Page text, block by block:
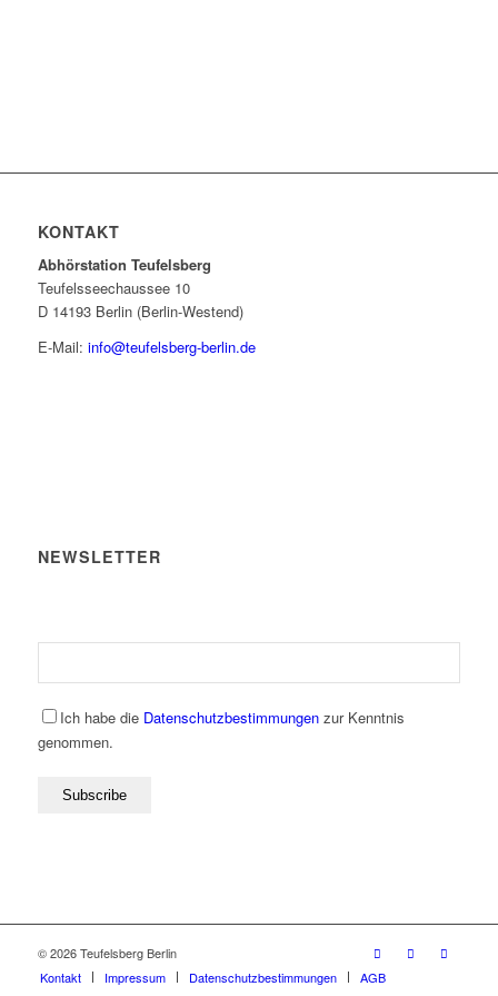
KONTAKT
Abhörstation Teufelsberg
Teufelsseechaussee 10
D 14193 Berlin (Berlin-Westend)
E-Mail: info@teufelsberg-berlin.de
NEWSLETTER
Ich habe die Datenschutzbestimmungenzur Kenntnis
genommen.
© 2026 Teufelsberg Berlin
Kontakt
Impressum Datenschutzbestimmungen AGB